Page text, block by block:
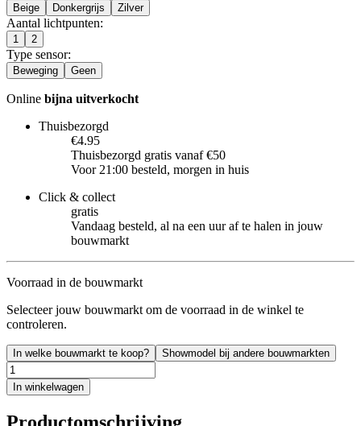
Beige Donkergrijs Zilver
Aantal lichtpunten:
1 2
Type sensor:
Beweging Geen
Online bijna uitverkocht
Thuisbezorgd
€4.95
Thuisbezorgd gratis vanaf €50
Voor 21:00 besteld, morgen in huis
Click & collect
gratis
Vandaag besteld, al na een uur af te halen in jouw
bouwmarkt
Voorraad in de bouwmarkt
Selecteer jouw bouwmarkt om de voorraad in de winkel te
controleren.
In welke bouwmarkt te koop? Showmodel bij andere bouwmarkten
In winkelwagen
Productomschrijving